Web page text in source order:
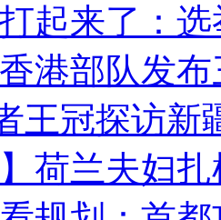
起来了：
港部队发
王冠探访新
】荷兰夫妇